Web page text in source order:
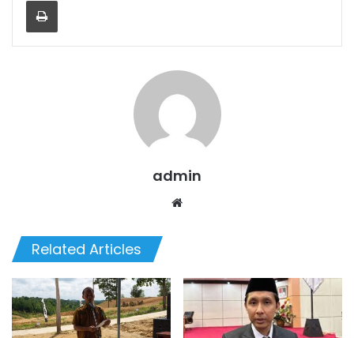
admin
Related Articles